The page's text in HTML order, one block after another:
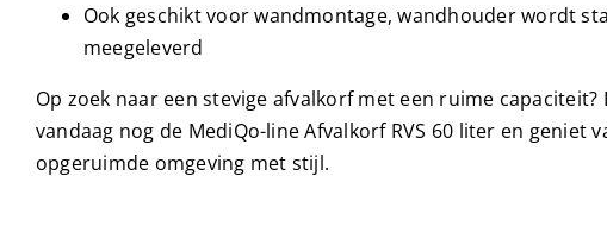
Ook geschikt voor wandmontage, wandhouder wordt
meegeleverd
Op zoek naar een stevige afvalkorf met een ruime capaciteit?
vandaag nog de MediQo-line Afvalkorf RVS 60 liter en geniet
opgeruimde omgeving met stijl.